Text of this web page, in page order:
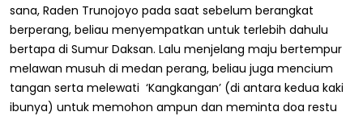
sana, Raden Trunojoyo pada saat sebelum berangkat
berperang, beliau menyempatkan untuk terlebih dahulu
bertapa di Sumur Daksan. Lalu menjelang maju bertempur
melawan musuh di medan perang, beliau juga mencium
tangan serta melewati ‘Kangkangan’ (di antara kedua kaki
ibunya) untuk memohon ampun dan meminta doa restu